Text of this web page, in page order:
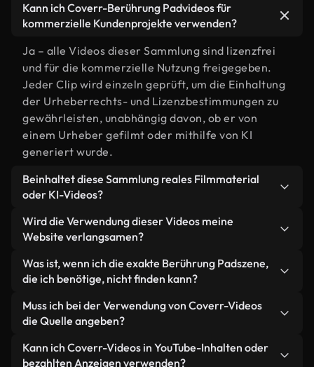
Kann ich Coverr-Berührung Padvideos für
kommerzielle Kundenprojekte verwenden?
Ja – alle Videos dieser Sammlung sind lizenzfrei
und für die kommerzielle Nutzung freigegeben.
Jeder Clip wird einzeln geprüft, um die Einhaltung
der Urheberrechts- und Lizenzbestimmungen zu
gewährleisten, unabhängig davon, ob er von
einem Urheber gefilmt oder mithilfe von KI
generiert wurde.
Beinhaltet diese Sammlung reales Filmmaterial
oder KI-Videos?
Beides. Es handelt sich um eine Hybridbibliothek
aus realen, von Menschen aufgenommenen
KI-generierten Videos. Jedes Video ist eindeutig
beschriftet, sodass Sie immer wissen, was Sie
verwenden.
Wird die Verwendung dieser Videos meine
Website verlangsamen?
Nicht, wenn Sie unsere optimierten Versionen
wählen. Wir bieten schlanke, webfähige Formate,
wurden – so bleibt die Qualität hoch, während
gleichzeitig die Ladezeiten minimiert und
Kennzahlen wie LCP verbessert werden.
Was ist, wenn ich die exakte Berührung Padszene,
die ich benötige, nicht finden kann?
Mit Coverr AI Studio erstellen Sie im
Handumdrehen ein solches Video. Beschreiben Sie
bei Sonnenuntergang" – und das Studio generiert
Muss ich bei der Verwendung von Coverr-Videos
die Quelle angeben?
Eine Namensnennung ist nicht erforderlich. Alle
Videos in unserer Stockbibliothek sind lizenzfrei
Kann ich Coverr-Videos in YouTube-Inhalten oder
bezahlten Anzeigen verwenden?